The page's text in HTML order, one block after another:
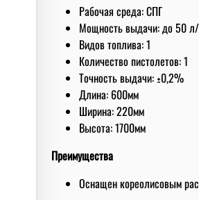
Рабочая среда: СПГ
Мoщнoсть выдачи: дo 50
Видов топлива: 1
Количество пистолетов: 1
Точность выдачи: ±0,2%
Длина: 600мм
Ширина: 220мм
Высота: 1700мм
Преимущества
Оснащен кореолисовым